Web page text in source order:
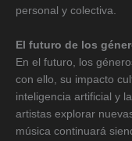
personal y colectiva.
El futuro de los
En el futuro, los
con ello, su impacto
inteligencia artificial y
artistas explorar
música continuará